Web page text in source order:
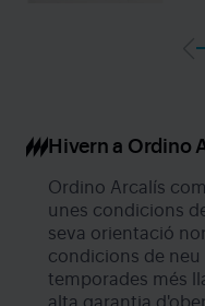
Hivern a Ordino
Ordino Arcalís
unes condicions
seva orientació
condicions de neu
temporades més